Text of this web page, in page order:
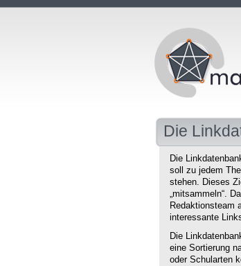
Die
Die
soll zu jedem
stehen. Dieses
„mitsammeln“.
Redaktionsteam
interessante
Die
eine Sortierung
oder Schularten